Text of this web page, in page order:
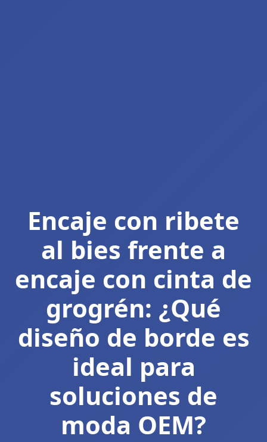
Encaje con ribete
al bies frente a
encaje con cinta de
grogrén: ¿Qué
diseño de borde es
ideal para
soluciones de
moda OEM?